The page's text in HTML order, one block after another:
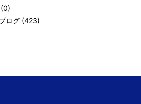
(0)
ログ (423)